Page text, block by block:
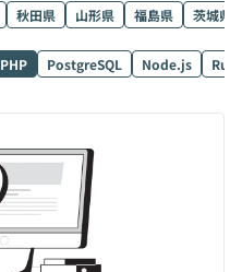
秋田県 山形県 福島県
茨城県
PHP PostgreSQL Node.js